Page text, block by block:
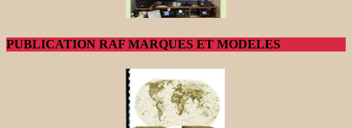
PUBLICATION RAF MARQUES ET MODELES